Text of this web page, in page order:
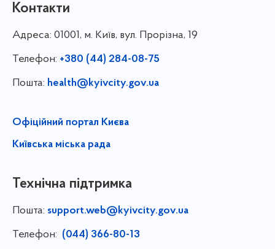
Контакти
Адреса: 01001, м. Київ, вул. Прорізна, 19
Телефон: +380 (44) 284-08-75
Пошта: health@kyivcity.gov.ua
Офіційний портал Києва
Київська міська рада
Технічна підтримка
Пошта: support.web@kyivcity.gov.ua
Телефон: (044) 366-80-13